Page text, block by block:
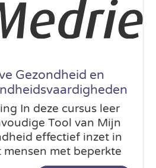
Gezondheid en
In deze cursus leer
Tool van Mijn
effectief inzet in
mensen met beperkte